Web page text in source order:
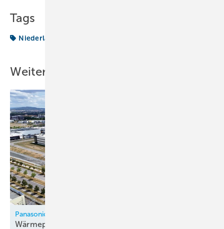
Tags
Niederlassung
Weitere Inhalte
Panasonic
Wärmepumpenfabrik in Tschechien